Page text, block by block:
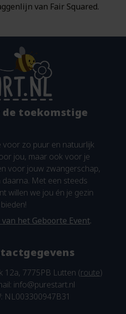
van Fair Squared.
toekomstige
voor zo puur en natuurlijk
jou, maar ook voor je
voor jouw zwangerschap,
Met een steeds
willen we jou én je gezin
het Geboorte Event.
12a, 7775PB Lutten (route)
info@purestart.nl
NL003300947B31